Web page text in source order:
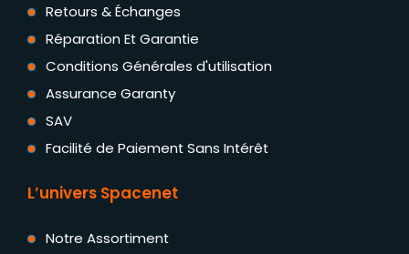
Retours & Échanges
Réparation Et Garantie
Conditions Générales d'utilisation
Assurance Garanty
SAV
Facilité de Paiement Sans Intérêt
L’univers Spacenet
Notre Assortiment